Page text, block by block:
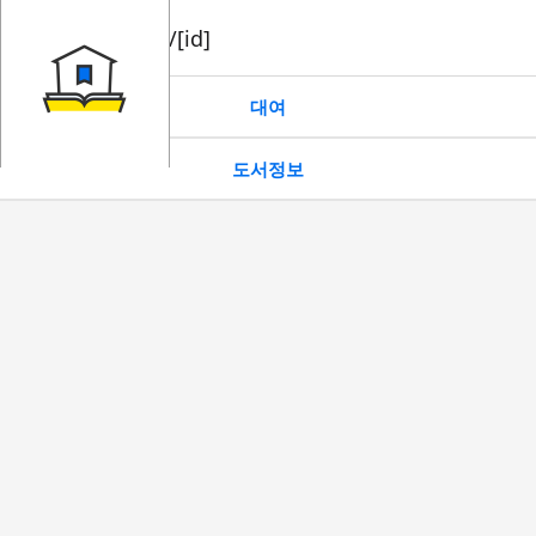
book/rent/[id]
대여
도서정보